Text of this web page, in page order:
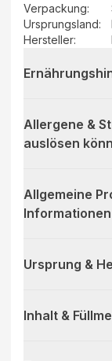
Verpackung:
Ursprungsland:
Hersteller:
Allergene &
auslösen
Allgemeine
Informationen
Ursprung &
Inhalt &